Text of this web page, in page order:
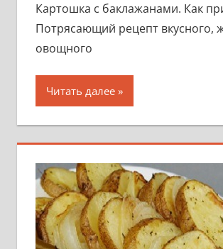
Картошка с баклажанами. Как
Потрясающий рецепт вкусного,
овощного
Читать далее